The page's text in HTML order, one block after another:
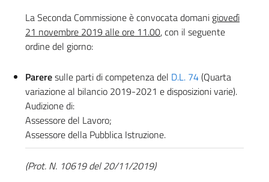
La Seconda Commissione è convocata domani giovedì
21 novembre 2019 alle ore 11.00, con il seguente
ordine del giorno:
Pareresulle parti di competenza del D.L. 74(Quarta
variazione al bilancio 2019-2021 e disposizioni varie).
Audizione di:
Assessore del Lavoro;
Assessore della Pubblica Istruzione.
(Prot. N. 10619 del 20/11/2019)